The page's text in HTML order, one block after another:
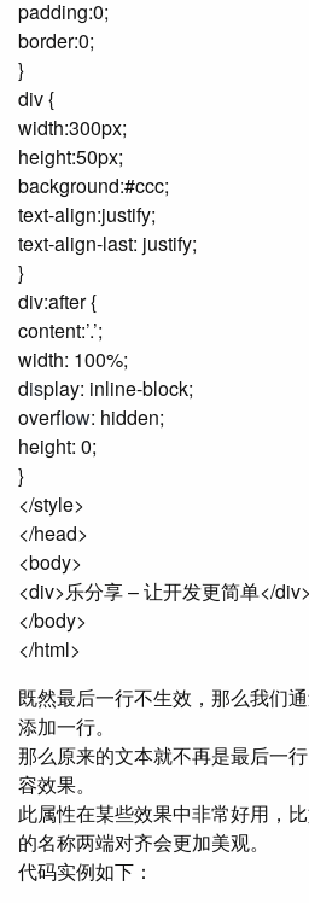
padding:0;
border:0;
}
div {
width:300px;
height:50px;
background:#ccc;
text-align:justify;
text-align-last: justify;
}
div:after {
content:’.’;
width: 100%;
display: inline-block;
overflow: hidden;
height: 0;
}
</style>
</head>
<body>
<div>乐分享 – 让开发更简单</div>
</body>
</html>
既然最后一行不生效，那么我们
添加一行。
那么原来的文本就不再是最后一
容效果。
此属性在某些效果中非常好用，
的名称两端对齐会更加美观。
代码实例如下：